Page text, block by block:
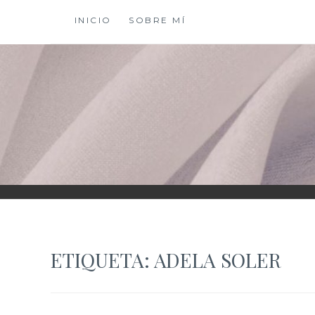
contenido
INICIO SOBRE MÍ
XIOMY
ETIQUETA: ADELA SOLER